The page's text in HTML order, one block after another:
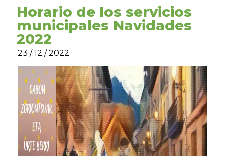
Horario de los servicios
municipales Navidades
2022
23 / 12 / 2022